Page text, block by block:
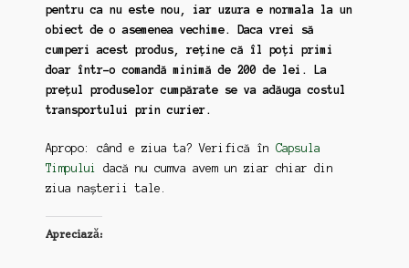
pentru ca nu este nou, iar uzura e normala la un
obiect de o asemenea vechime. Daca vrei să
cumperi acest produs, reține că îl poți primi
doar într-o comandă minimă de 200 de lei. La
prețul produselor cumpărate se va adăuga costul
transportului prin curier.
Apropo: când e ziua ta? Verifică în Capsula
Timpului
dacă nu cumva avem un ziar chiar din
ziua nașterii tale.
Apreciază: